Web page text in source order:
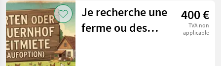
Je recherche une
ferme ou des
400 €
TVA non
applicable